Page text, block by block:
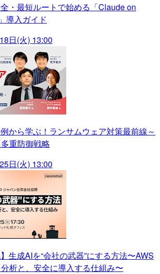
全・最短ルートで始める「Claude on
導入ガイド
日(火) 13:00
例から学ぶ！ランサムウェア対策最前線～
重防御戦略
日(火) 13:00
生成AIを“会社の武器”にする方法〜AWS
析と、安全に導入する仕組み〜